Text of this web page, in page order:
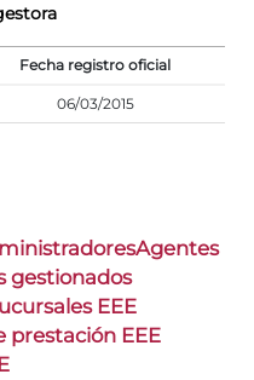
Fecha registro oficial
06/03/2015
Agentes
gestionados
EEE
prestación EEE